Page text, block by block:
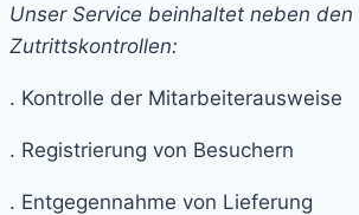
Unser Service beinhaltet neben den
Zutrittskontrollen:
. Kontrolle der Mitarbeiterausweise
. Registrierung von Besuchern
. Entgegennahme von Lieferung